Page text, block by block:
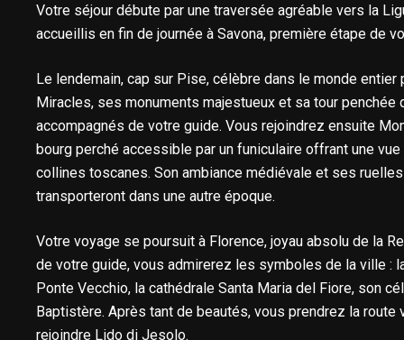
Votre séjour débute par une traversée agréable vers la
accueillis en fin de journée à Savona, première étape de
Le lendemain, cap sur Pise, célèbre dans le monde entier
Miracles, ses monuments majestueux et sa tour penchée
accompagnés de votre guide. Vous rejoindrez ensuite
bourg perché accessible par un funiculaire offrant une
collines toscanes. Son ambiance médiévale et ses
transporteront dans une autre époque.
Votre voyage se poursuit à Florence, joyau absolu de la
de votre guide, vous admirerez les symboles de la ville :
Ponte Vecchio, la cathédrale Santa Maria del Fiore, son
Baptistère. Après tant de beautés, vous prendrez la route
rejoindre Lido di Jesolo.